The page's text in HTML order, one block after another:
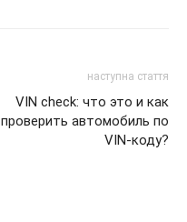
наступна стаття
VIN check: что это и как
проверить автомобиль по
VIN-коду?